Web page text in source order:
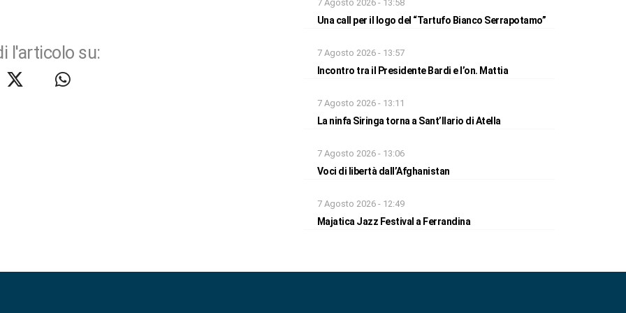
l'articolo su:
7 Agosto 2026 - 13:58
Una call per il logo del “Tartufo Bianco Serrapotamo”
7 Agosto 2026 - 13:57
Incontro tra il Presidente Bardi e l’on. Mattia
7 Agosto 2026 - 13:11
La ninfa Siringa torna a Sant’Ilario di Atella
7 Agosto 2026 - 13:06
Voci di libertà dall’Afghanistan
7 Agosto 2026 - 12:49
Majatica Jazz Festival a Ferrandina